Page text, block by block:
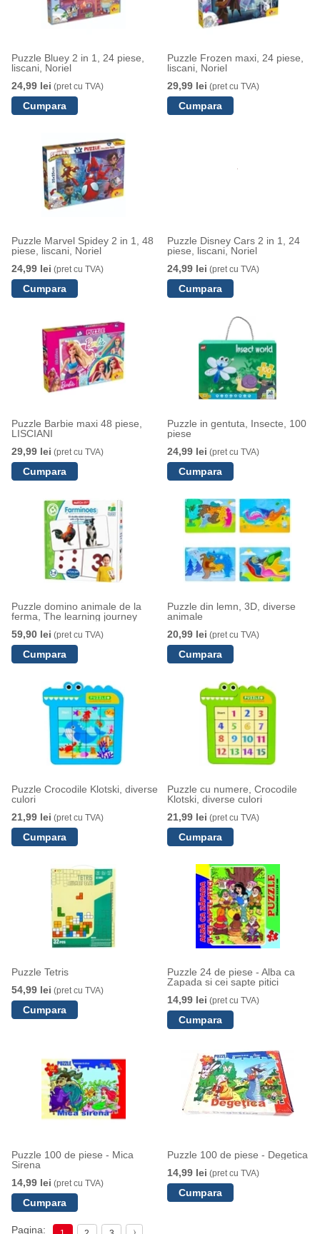
Puzzle Bluey 2 in 1, 24 piese,
liscani, Noriel
24,99 lei (pret cu TVA)
Puzzle Frozen maxi, 24 piese,
liscani, Noriel
29,99 lei (pret cu TVA)
Puzzle Marvel Spidey 2 in 1, 48
piese, liscani, Noriel
24,99 lei (pret cu TVA)
Puzzle Disney Cars 2 in 1, 24
piese, liscani, Noriel
24,99 lei (pret cu TVA)
Puzzle Barbie maxi 48 piese,
LISCIANI
29,99 lei (pret cu TVA)
Puzzle in gentuta, Insecte, 100
piese
24,99 lei (pret cu TVA)
Puzzle domino animale de la
ferma, The learning journey
59,90 lei (pret cu TVA)
Puzzle din lemn, 3D, diverse
animale
20,99 lei (pret cu TVA)
Puzzle Crocodile Klotski, diverse
culori
21,99 lei (pret cu TVA)
Puzzle cu numere, Crocodile
Klotski, diverse culori
21,99 lei (pret cu TVA)
Puzzle Tetris
54,99 lei (pret cu TVA)
Puzzle 24 de piese - Alba ca
Zapada si cei sapte pitici
14,99 lei (pret cu TVA)
Puzzle 100 de piese - Mica
Sirena
14,99 lei (pret cu TVA)
Puzzle 100 de piese - Degetica
14,99 lei (pret cu TVA)
Pagina: